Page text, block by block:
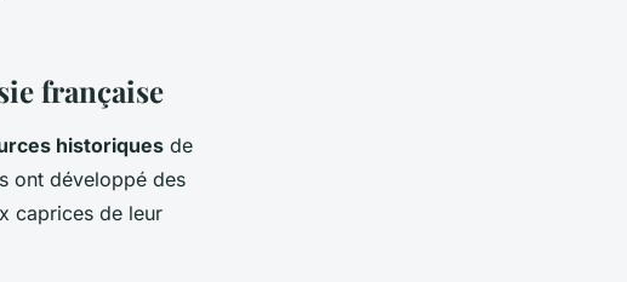
française
historiques de
ont développé des
caprices de leur